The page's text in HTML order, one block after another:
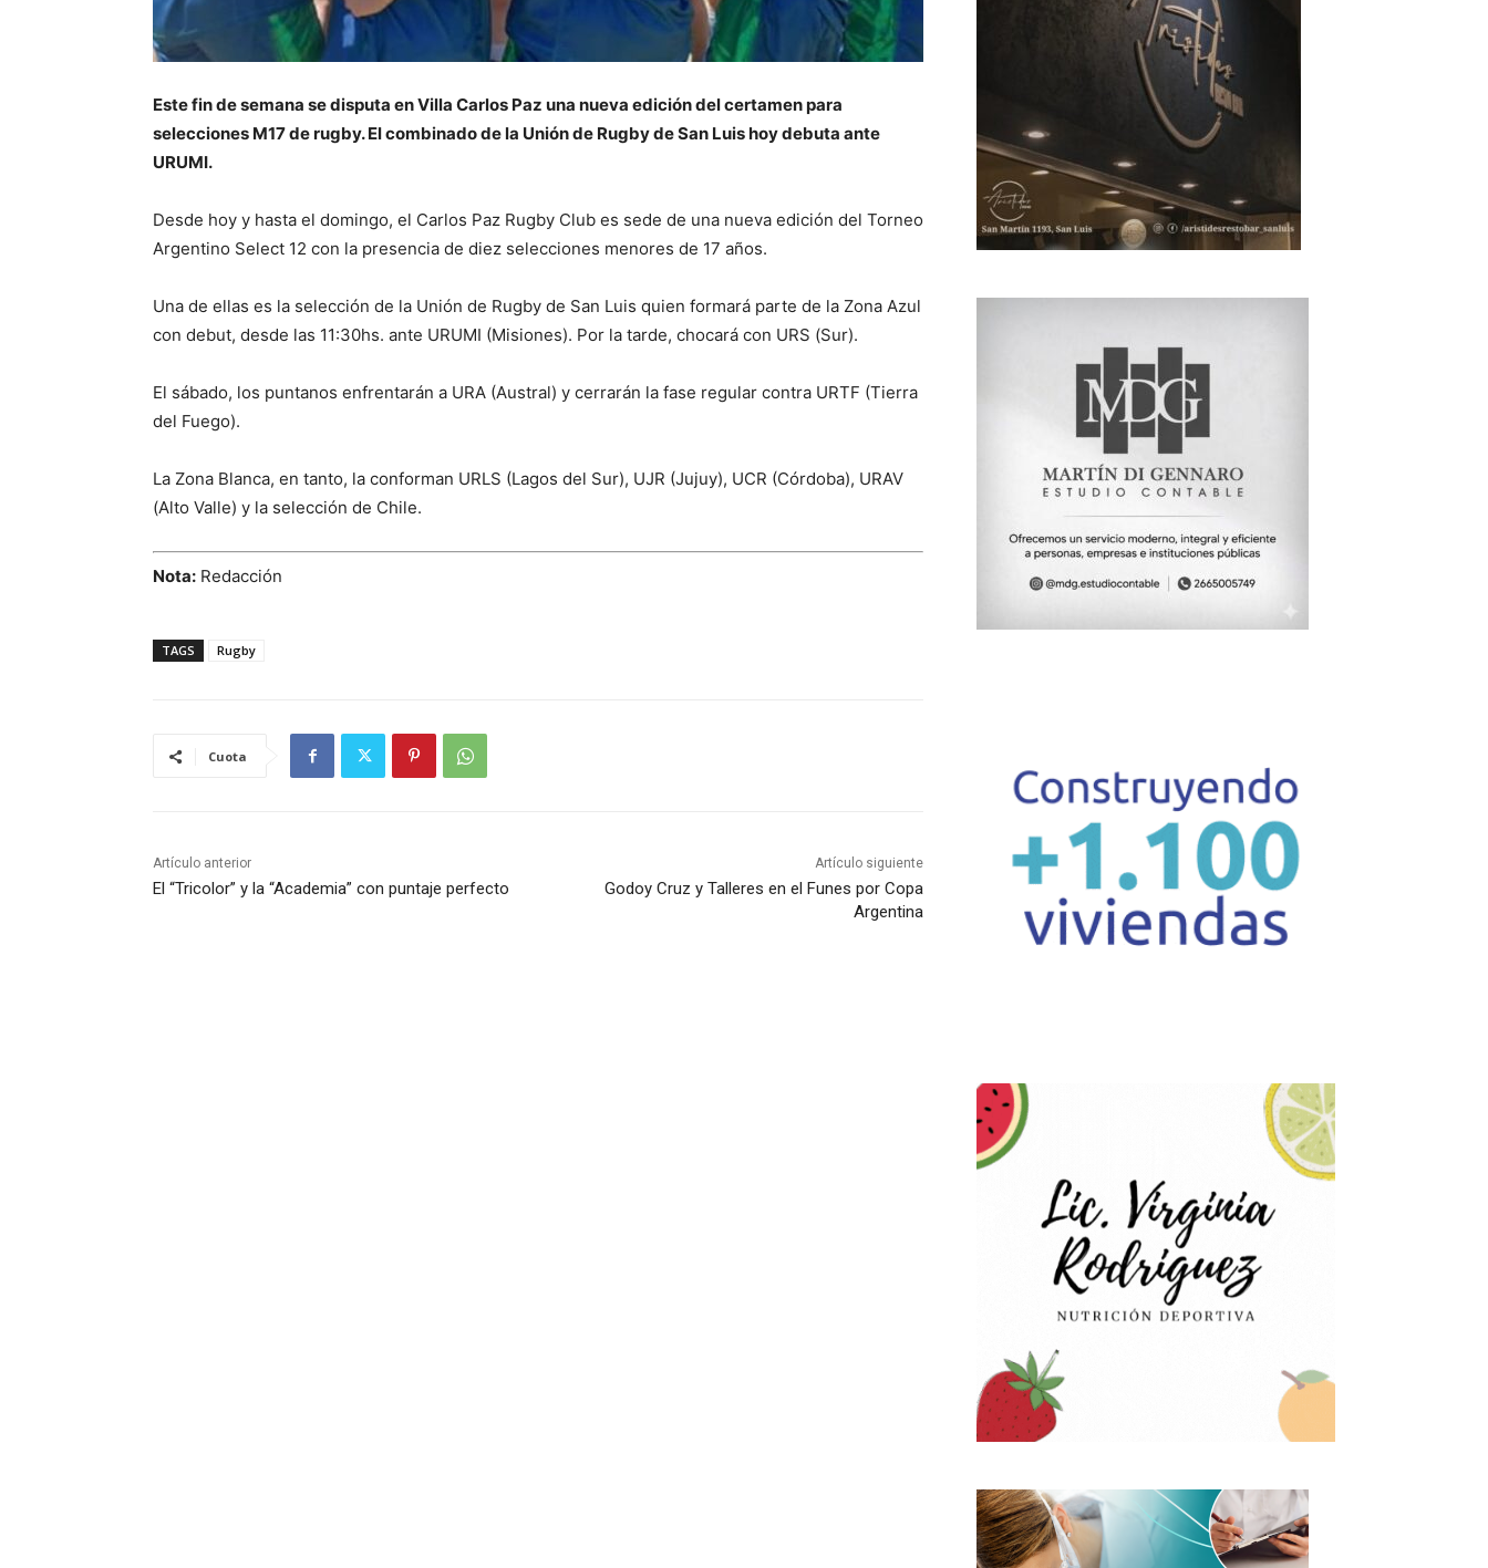
Este fin de semana se disputa en Villa Carlos Paz una nueva edición del certamen para
selecciones M17 de rugby. El combinado de la Unión de Rugby de San Luis hoy debuta ante
URUMI.
Desde hoy y hasta el domingo, el Carlos Paz Rugby Club es sede de una nueva edición del Torneo
Argentino Select 12 con la presencia de diez selecciones menores de 17 años.
Una de ellas es la selección de la Unión de Rugby de San Luis quien formará parte de la Zona Azul
con debut, desde las 11:30hs. ante URUMI (Misiones). Por la tarde, chocará con URS (Sur).
El sábado, los puntanos enfrentarán a URA (Austral) y cerrarán la fase regular contra URTF (Tierra
del Fuego).
La Zona Blanca, en tanto, la conforman URLS (Lagos del Sur), UJR (Jujuy), UCR (Córdoba), URAV
(Alto Valle) y la selección de Chile.
Nota: Redacción
TAGS Rugby
Cuota
Artículo anterior
El “Tricolor” y la “Academia” con puntaje perfecto
Artículo siguiente
Godoy Cruz y Talleres en el Funes por Copa
Argentina